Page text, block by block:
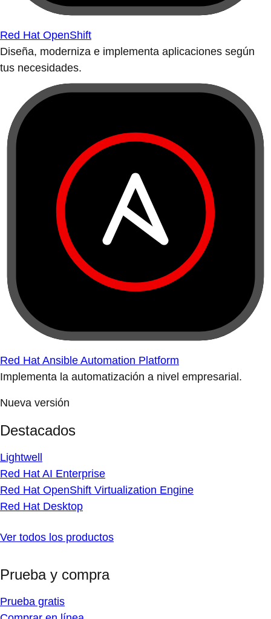
Red Hat OpenShift
Diseña, moderniza e implementa aplicaciones según
tus necesidades.
Red Hat Ansible Automation Platform
Implementa la automatización a nivel empresarial.
Nueva versión
Destacados
Lightwell
Red Hat AI Enterprise
Red Hat OpenShift Virtualization Engine
Red Hat Desktop
Ver todos los productos
Prueba y compra
Prueba gratis